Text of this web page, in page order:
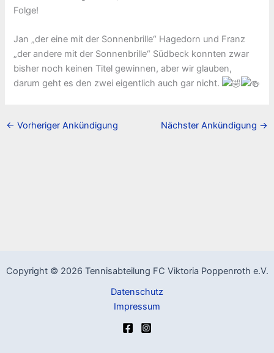
Folge!
Jan „der eine mit der Sonnenbrille“ Hagedorn und Franz
„der andere mit der Sonnenbrille“ Südbeck konnten zwar
bisher noch keinen Titel gewinnen, aber wir glauben,
darum geht es den zwei eigentlich auch gar nicht.
← Vorheriger Ankündigung Nächster Ankündigung →
Copyright © 2026 Tennisabteilung FC Viktoria Poppenroth e.V.
Datenschutz
Impressum